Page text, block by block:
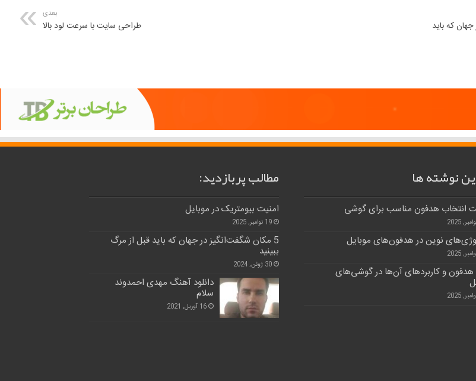
که باید
بعدی
طراحی سایت با سرعت لود بالا
نوشته ها
انتخاب هدفون مناسب برای گوشی
نوین در هدفون‌های موبایل
هدفون و کاربردهای آن‌ها در گوشی‌های
مطالب پربازدید:
امنیت بیومتریک در موبایل
19 نوامبر, 2025
5 مکان شگفت‌انگیز در جهان که باید قبل از مرگ
ببینید
30 ژوئن, 2024
دانلود آهنگ مهدی احمدوند
سلام
16 آوریل, 2021